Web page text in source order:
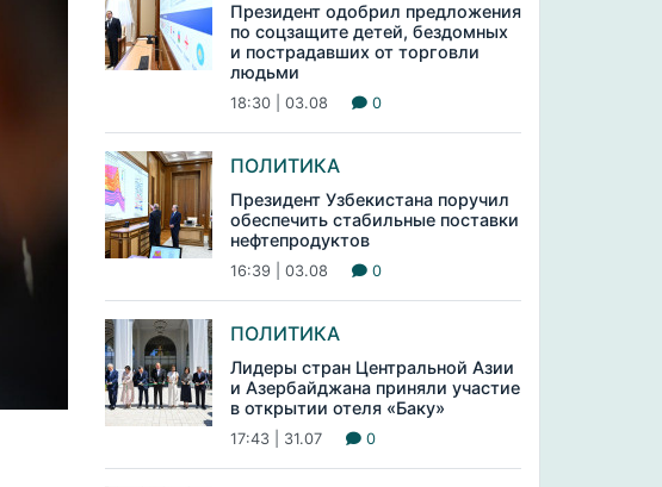
Президент одобрил предложения
по соцзащите детей, бездомных
и пострадавших от торговли
людьми
18:30 | 03.08 0
ПОЛИТИКА
Президент Узбекистана поручил
обеспечить стабильные поставки
нефтепродуктов
16:39 | 03.08 0
ПОЛИТИКА
Лидеры стран Центральной Азии
и Азербайджана приняли участие
в открытии отеля «Баку»
17:43 | 31.07 0